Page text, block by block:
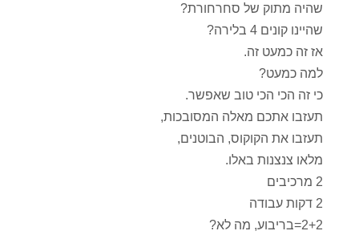
שהיה מתוק של סחרחורת?
שהיינו קונים 4 בלירה?
אז זה כמעט זה.
למה כמעט?
כי זה הכי הכי טוב שאפשר.
תעזבו אתכם מאלה המסובכות,
תעזבו את הקוקוס, הבוטנים,
מלאו צנצנות באלו.
2 מרכיבים
2 דקות עבודה
2+2=בריבוע, מה לא?